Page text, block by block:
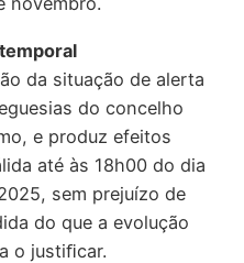
da situação de alerta
do concelho
e produz efeitos
até às 18h00 do dia
sem prejuízo de
do que a evolução
o justiﬁcar.